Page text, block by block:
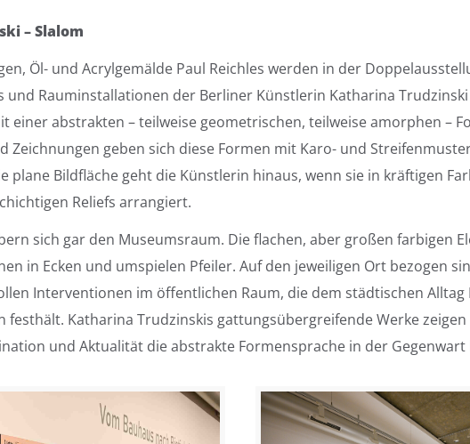
– Slalom
Öl- und Acrylgemälde Paul Reichles werden in der
und Rauminstallationen der Berliner Künstlerin Katharina
einer abstrakten – teilweise geometrischen, teilweise amorphen –
Zeichnungen geben sich diese Formen mit Karo- und
plane Bildfläche geht die Künstlerin hinaus, wenn sie in kräftigen
Reliefs arrangiert.
sich gar den Museumsraum. Die flachen, aber großen farbigen
in Ecken und umspielen Pfeiler. Auf den jeweiligen Ort bezogen
Interventionen im öffentlichen Raum, die dem städtischen Alltag
festhält. Katharina Trudzinskis gattungsübergreifende Werke zeigen
und Aktualität die abstrakte Formensprache in der Gegenwart